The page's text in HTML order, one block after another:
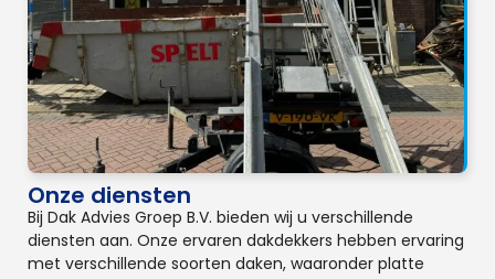
Onze diensten
Bij Dak Advies Groep B.V. bieden wij u verschillende
diensten aan. Onze ervaren dakdekkers hebben ervaring
met verschillende soorten daken, waaronder platte